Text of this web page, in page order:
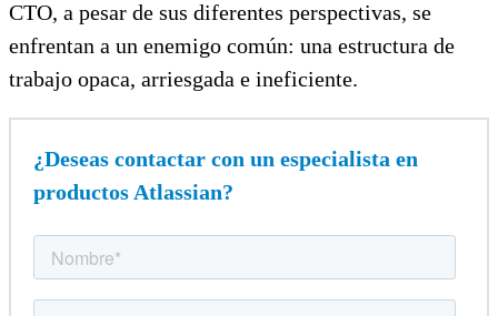
CTO, a pesar de sus diferentes perspectivas, se
enfrentan a un enemigo común: una estructura de
trabajo opaca, arriesgada e ineficiente.
¿Deseas contactar con un especialista en
productos Atlassian?